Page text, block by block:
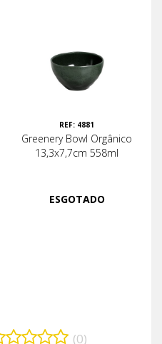
REF: 4881
Greenery Bowl Orgânico
13,3x7,7cm 558ml
ESGOTADO
(0)